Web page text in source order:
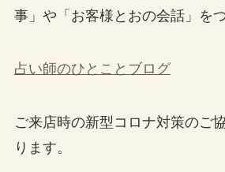
事」や「お客様とおの会話」を
占い師のひとことブログ
ご来店時の新型コロナ対策のご
ります。